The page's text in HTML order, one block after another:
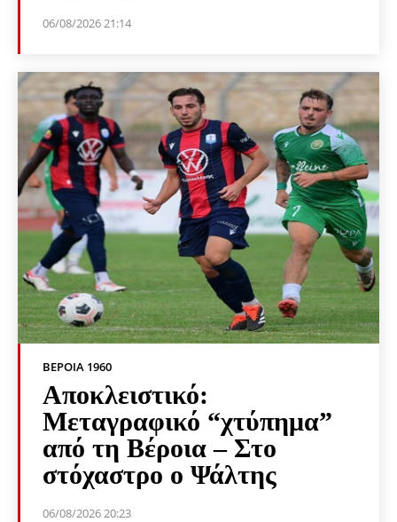
06/08/2026 21:14
ΒΕΡΟΙΑ 1960
Αποκλειστικό:
Μεταγραφικό “χτύπημα”
από τη Βέροια – Στο
στόχαστρο ο Ψάλτης
06/08/2026 20:23